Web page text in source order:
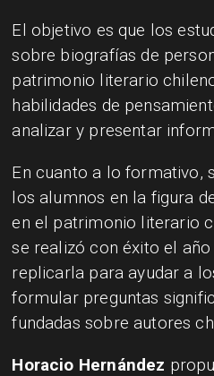
El objetivo es que los
sobre biografías de
patrimonio literario
habilidades de
analizar y presentar
En cuanto a lo formativo,
los alumnos en la figura
en el patrimonio literario
se realizó con éxito el
replicarla para ayudar a
formular preguntas
fundadas sobre autores
Horacio Hernández